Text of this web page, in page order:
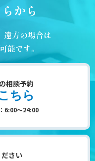
から
遠方の場合は
能です。
相談予約
ちら
6:00～24:00
さい